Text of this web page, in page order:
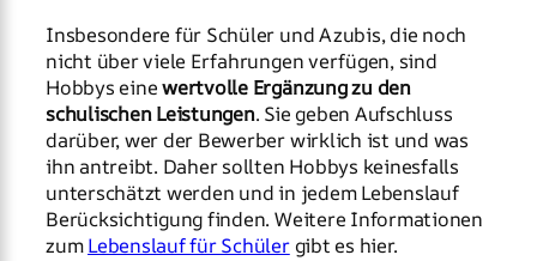
Insbesondere für Schüler und Azubis, die noch
nicht über viele Erfahrungen verfügen, sind
Hobbys einewertvolle Ergänzung zu den
schulischen Leistungen. Sie geben Aufschluss
darüber, wer der Bewerber wirklich ist und was
ihn antreibt. Daher sollten Hobbys keinesfalls
unterschätzt werden und in jedem Lebenslauf
Berücksichtigung finden. Weitere Informationen
zumLebenslauf für Schülergibt es hier.